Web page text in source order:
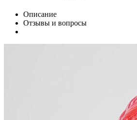
Описание
Отзывы и вопросы